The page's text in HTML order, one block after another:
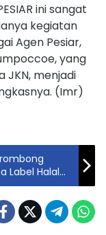
ini sangat
kegiatan
Agen Pesiar,
yang
JKN, menjadi
(Imr)
Label Halal